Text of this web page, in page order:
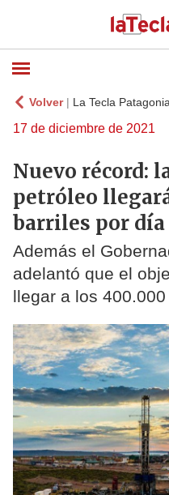
Volver| La Tecla Patagonia
17 de diciembre de 2021
Nuevo récord:
petróleo
barriles por día
Además el
adelantó que el
llegar a los